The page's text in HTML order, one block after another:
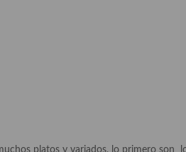
platos y variados, lo primero son